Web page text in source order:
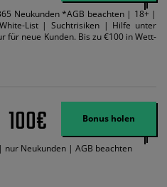
Neukunden *AGB beachten | 18+ |
List | Suchtrisiken | Hilfe unter
für neue Kunden. Bis zu €100 in Wett-
qualifizierende Einzahlung in
Wetten im gleichen Wert platzieren
Zeitlimits und Ausnahmen. Der Bonus-
Anmeldung benutzt werden, jedoch
Weise.
100€ Bonus holen
nur Neukunden | AGB beachten